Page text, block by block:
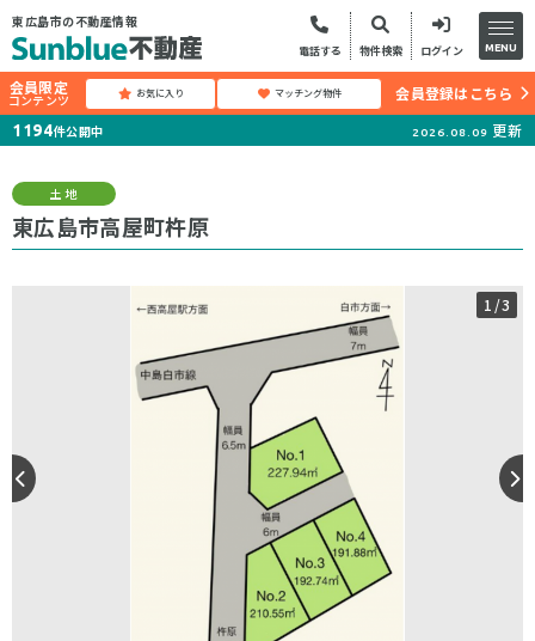
東広島市の不動産情報
電話する 物件検索 ログイン MENU
会員限定
コンテンツ お気に入り マッチング物件 会員登録はこちら
1194件公開中 2026.08.09 更新
土地
東広島市高屋町杵原
1 /3